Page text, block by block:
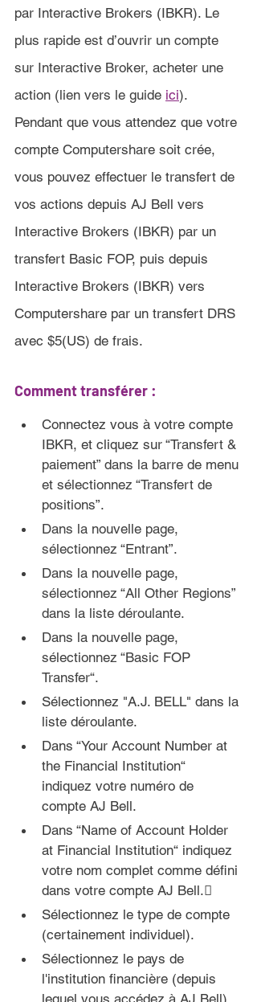
par Interactive Brokers (IBKR). Le
plus rapide est d’ouvrir un compte
sur Interactive Broker, acheter une
action (lien vers le guide ici).
Pendant que vous attendez que votre
compte Computershare soit crée,
vous pouvez effectuer le transfert de
vos actions depuis AJ Bell vers
Interactive Brokers (IBKR) par un
transfert Basic FOP, puis depuis
Interactive Brokers (IBKR) vers
Computershare par un transfert DRS
avec $5(US) de frais.
Comment transférer :
Connectez vous à votre compte
IBKR, et cliquez sur “Transfert &
paiement” dans la barre de menu
et sélectionnez “Transfert de
positions”.
Dans la nouvelle page,
sélectionnez “Entrant”.
Dans la nouvelle page,
sélectionnez “All Other Regions”
dans la liste déroulante.
Dans la nouvelle page,
sélectionnez “Basic FOP
Transfer“.
Sélectionnez "A.J. BELL" dans la
liste déroulante.
Dans “Your Account Number at
the Financial Institution“
indiquez votre numéro de
compte AJ Bell.
Dans “Name of Account Holder
at Financial Institution“ indiquez
votre nom complet comme défini
dans votre compte AJ Bell.
Sélectionnez le type de compte
(certainement individuel).
Sélectionnez le pays de
l'institution financière (depuis
lequel vous accédez à AJ Bell).